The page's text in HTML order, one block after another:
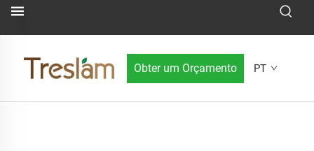
Obter um Orçamento PT